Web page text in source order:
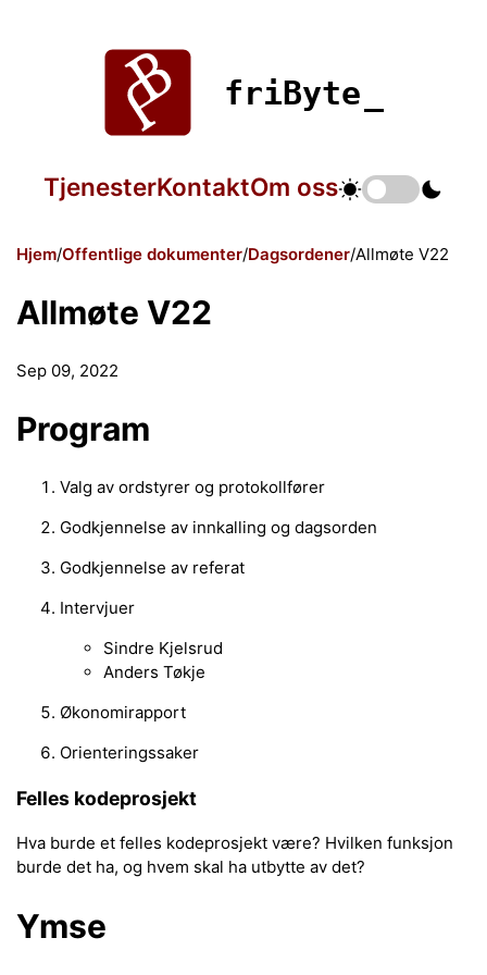
friByte
TjenesterKontaktOm oss
Hjem Offentlige dokumenter Dagsordener Allmøte V22
Allmøte V22
Sep 09, 2022
Program
Valg av ordstyrer og protokollfører
Godkjennelse av innkalling og dagsorden
Godkjennelse av referat
Intervjuer
Sindre Kjelsrud
Anders Tøkje
Økonomirapport
Orienteringssaker
Felles kodeprosjekt
Hva burde et felles kodeprosjekt være? Hvilken funksjon
burde det ha, og hvem skal ha utbytte av det?
Ymse